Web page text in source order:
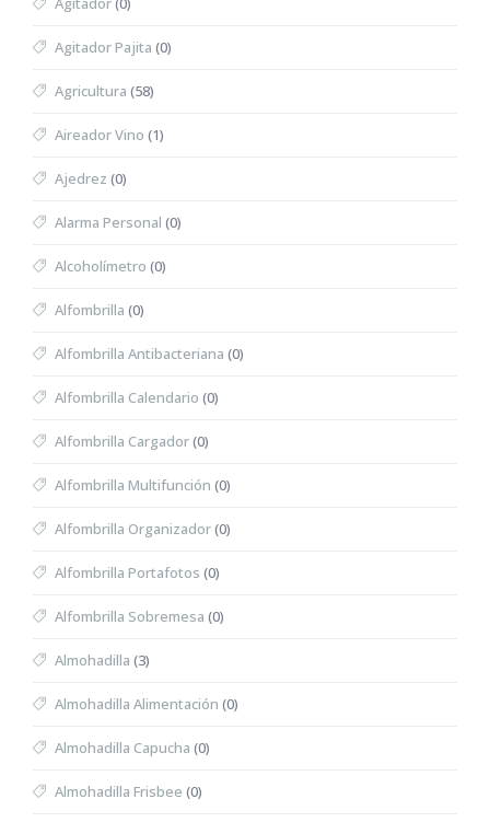
Agitador Pajita (0)
Agricultura (58)
Aireador Vino (1)
Ajedrez (0)
Alarma Personal (0)
Alcoholímetro (0)
Alfombrilla (0)
Alfombrilla Antibacteriana (0)
Alfombrilla Calendario (0)
Alfombrilla Cargador(0)
Alfombrilla Multifunción (0)
Alfombrilla Organizador(0)
Alfombrilla Portafotos (0)
Alfombrilla Sobremesa (0)
Almohadilla (3)
Almohadilla Alimentación (0)
Almohadilla Capucha (0)
Almohadilla Frisbee (0)